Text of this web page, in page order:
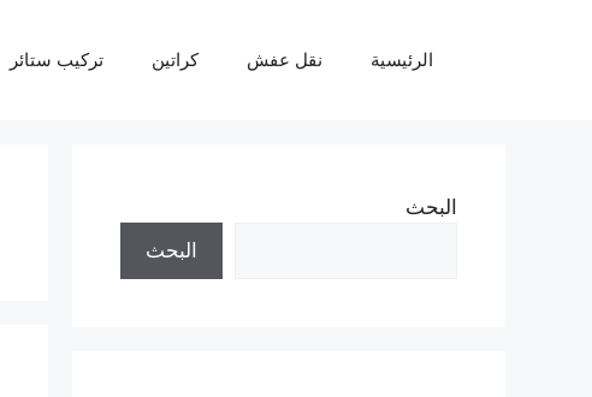
الرئيسية نقل عفش كراتين تركيب ستائر
البحث
البحث